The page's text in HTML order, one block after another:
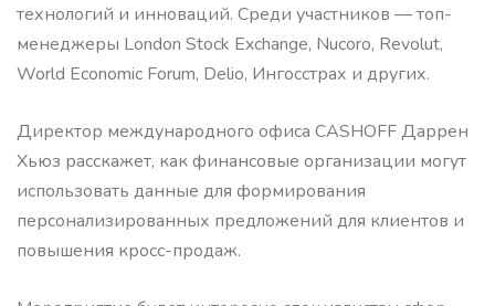
технологий и инноваций. Среди участников — топ-
менеджеры London Stock Exchange, Nucoro, Revolut,
World Economic Forum, Delio, Ингосстрах и других.
Директор международного офиса CASHOFF Даррен
Хьюз расскажет, как финансовые организации могут
использовать данные для формирования
персонализированных предложений для клиентов и
повышения кросс-продаж.